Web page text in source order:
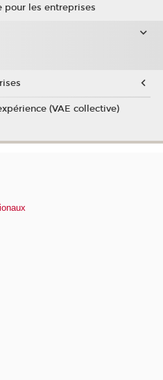
pour les entreprises
(VAE collective)